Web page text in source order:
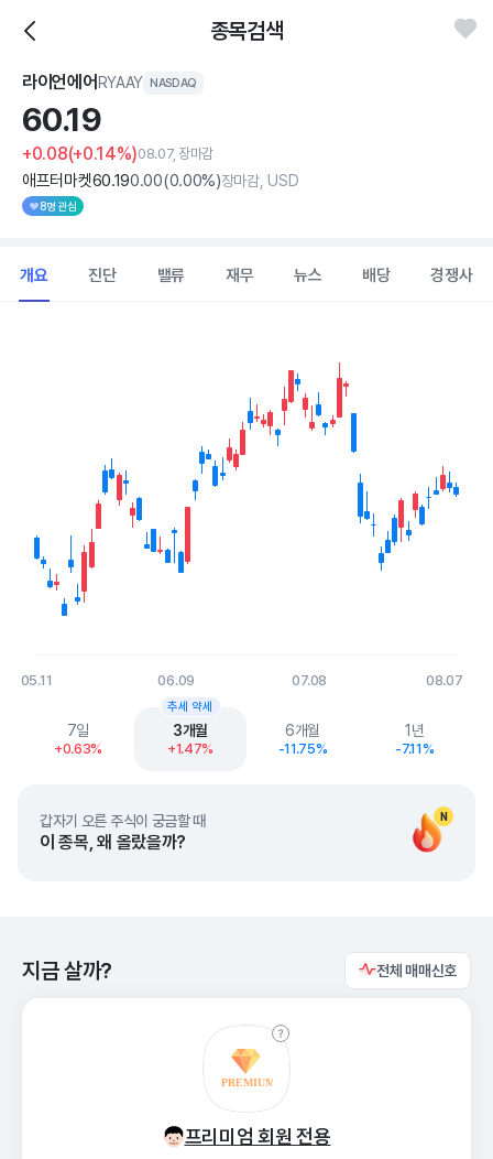
종목검색
라이언에어 RYAAY NASDAQ
60.19
+0.08(+0.14%)08.07, 장마감
애프터마켓60.190.00(0.00%)장마감, USD
8명 관심
개요 진단 밸류 재무 뉴스 배당 경쟁사
The chart has 1 X axis displaying Time. Data ranges from
The chart has 1 Y axis displaying values. Data ranges from 53.3
05.11 06.09 07.08 08.07
End of interactive chart.
7일
+0.63%
3개월
+1.47%
추세 약세
6개월
-11.75%
1년
-7.11%
N
갑자기 오른 주식이 궁금할 때
이 종목, 왜 올랐을까?
지금 살까? 전체 매매신호
프리미엄 회원 전용
26. 08/10